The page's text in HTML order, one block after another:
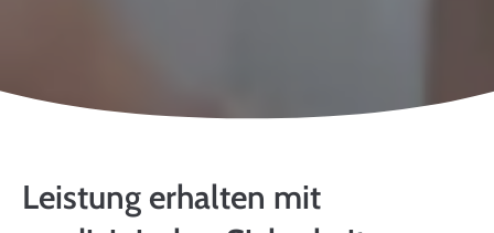
Leistung erhalten mit